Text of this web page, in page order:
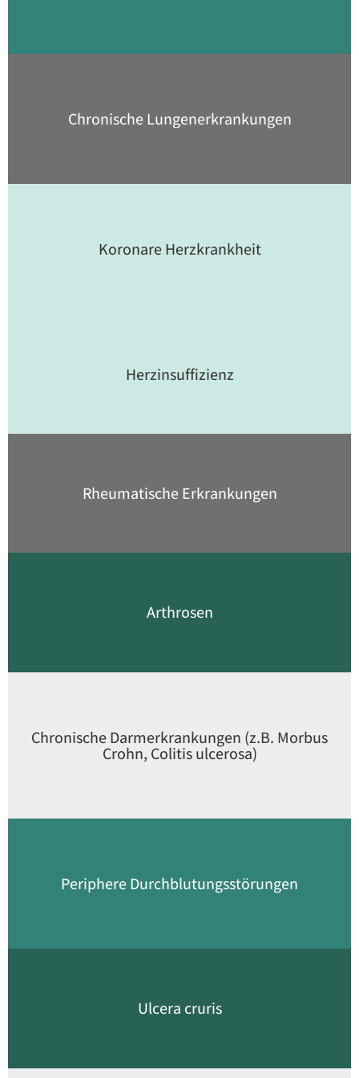
Chronische Lungen­erkrankungen
Koronare Herzkrankheit
Herzinsuffizienz
Rheumatische Erkrankungen
Arthrosen
Chronische Darmerkrankungen (z.B. Morbus
Crohn, Colitis ulcerosa)
Periphere Durchblutungs­störungen
Ulcera cruris